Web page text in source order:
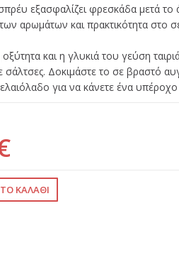
εξασφαλίζει φρεσκάδα μετά
αρωμάτων και πρακτικότητα στο
οξύτητα και η γλυκιά του γεύση
σάλτσες. Δοκιμάστε το σε βραστό
ελαιόλαδο για να κάνετε ένα